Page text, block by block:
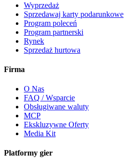
Wyprzedaż
Sprzedawaj karty podarunkowe
Program poleceń
Program partnerski
Rynek
Sprzedaż hurtowa
Firma
O Nas
FAQ / Wsparcie
Obsługiwane waluty
MCP
Ekskluzywne Oferty
Media Kit
Platformy gier